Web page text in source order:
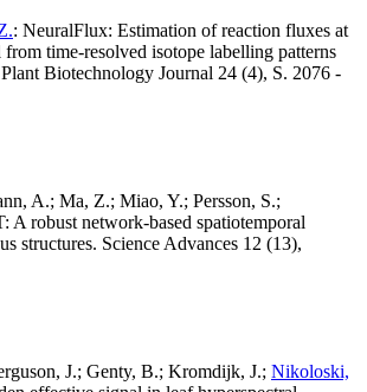
: NeuralFlux: Estimation of reaction fluxes at
from time-resolved isotope labelling patterns
Biotechnology Journal 24 (4), S. 2076 -
A.; Ma, Z.; Miao, Y.; Persson, S.;
A robust network-based spatiotemporal
structures. Science Advances 12 (13),
J.; Genty, B.; Kromdijk, J.; Nikoloski,